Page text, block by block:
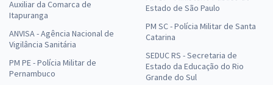
Auxiliar da Comarca de
Itapuranga
ANVISA - Agência Nacional de
Vigilância Sanitária
PM PE - Polícia Militar de
Pernambuco
Estado de São Paulo
PM SC - Polícia Militar de Santa
Catarina
SEDUC RS - Secretaria de
Estado da Educação do Rio
Grande do Sul